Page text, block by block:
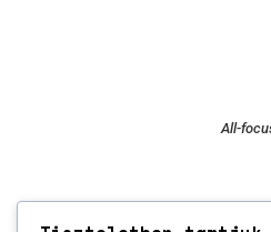
All-